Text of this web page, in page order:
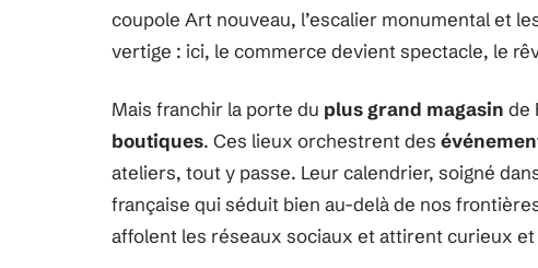
coupole Art nouveau, l’escalier monumental et
vertige : ici, le commerce devient spectacle, le
Mais franchir la porte du plus grand magasin de
boutiques. Ces lieux orchestrent des
ateliers, tout y passe. Leur calendrier, soigné
française qui séduit bien au-delà de nos
affolent les réseaux sociaux et attirent curieux et